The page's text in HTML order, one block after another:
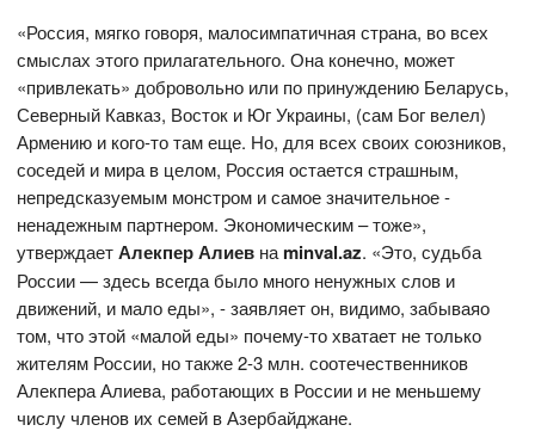
«Россия, мягко говоря, малосимпатичная страна, во всех
смыслах этого прилагательного. Она конечно, может
«привлекать» добровольно или по принуждению Беларусь,
Северный Кавказ, Восток и Юг Украины, (сам Бог велел)
Армению и кого-то там еще. Но, для всех своих союзников,
соседей и мира в целом, Россия остается страшным,
непредсказуемым монстром и самое значительное -
ненадежным партнером. Экономическим – тоже»,
утверждаетАлекпер Алиев наminval.az. «Это, судьба
России — здесь всегда было много ненужных слов и
движений, и мало еды», - заявляет он, видимо, забываяо
том, что этой «малой еды» почему-то хватает не только
жителям России, но также 2-3 млн. соотечественников
Алекпера Алиева, работающих в России и не меньшему
числу членов их семей в Азербайджане.